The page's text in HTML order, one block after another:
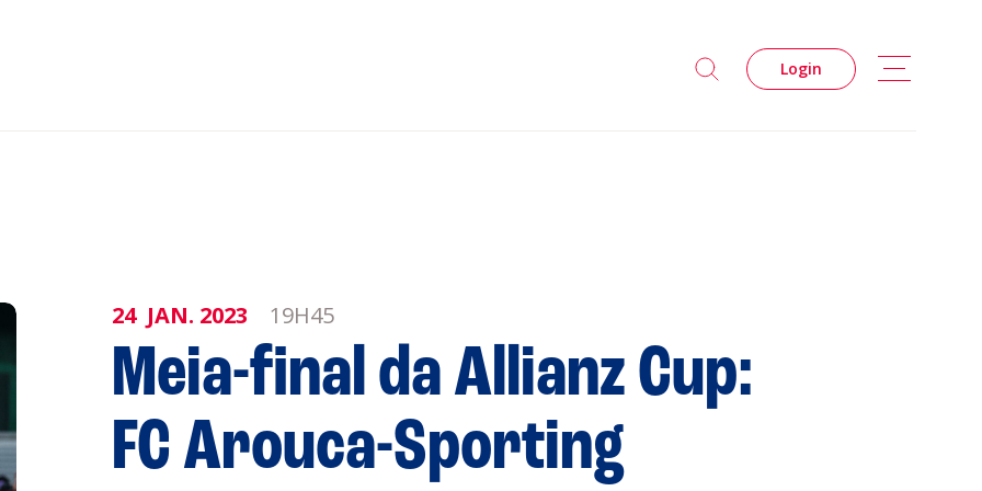
Login
a
Política de Privacidade
Política de Cookies
Acompanhe a Leiria Agenda
24 JAN. 2023 19H45
Meia-final da Allianz Cup:
FC Arouca-Sporting